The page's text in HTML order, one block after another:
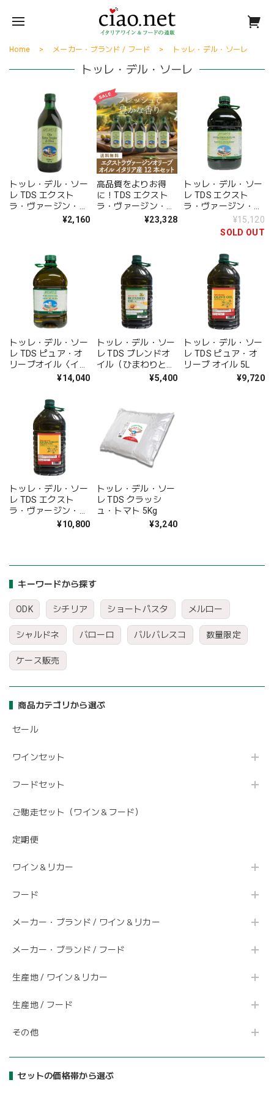
キーワードから探す
ODK シチリア ショートパスタ メルロー
シャルドネ バローロ バルバレスコ 数量限定
ケース販売
商品カテゴリから選ぶ
セール
ワインセット
フードセット
ご馳走セット（ワイン＆フード）
定期便
ワイン＆リカー
フード
メーカー・ブランド / ワイン＆リカー
メーカー・ブランド / フード
生産地 / ワイン＆リカー
生産地 / フード
その他
セットの価格帯から選ぶ
Home メーカー・ブランド / フード トッレ・デル・ソーレ
トッレ・デル・ソーレ
トッレ・デル・ソー
レ TDS エクスト
ラ・ヴァージン・オ
リーブオイル 1L¥2,160
高品質をよりお得
に！TDS エクスト
ラ・ヴァージン・オ
リーブオイル 1L×12
¥23,328
トッレ・デル・ソー
レ TDS エクスト
ラ・ヴァージン・オ
リーブオイル〈イタ
¥15,120
SOLD OUT
トッレ・デル・ソー
レ TDS ピュア・オ
リーブオイル〈イタ
¥14,040
トッレ・デル・ソー
レ TDS ブレンドオ
イル（ひまわりとオ
リーブのオイル）5L
¥5,400
トッレ・デル・ソー
レ TDS ピュア・オ
リーブ オイル 5L
¥9,720
トッレ・デル・ソー
レ TDS エクスト
ラ・ヴァージン・オ
リーブオイル 5L¥10,800
トッレ・デル・ソー
レ TDS クラッシ
ュ・トマト 5Kg
¥3,240